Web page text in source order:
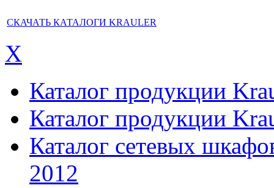
СКАЧАТЬ КАТАЛОГИ KRAULER
X
Каталог продукции
Каталог продукции
Каталог сетевых
2012